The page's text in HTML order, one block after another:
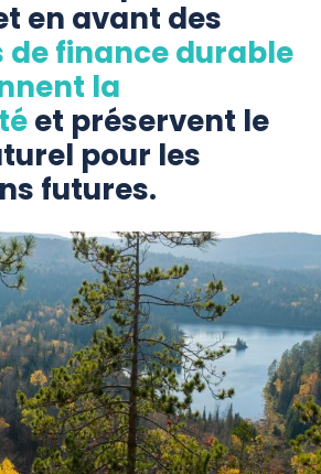
en avant des
de finance durable
la
et préservent le
pour les
futures.